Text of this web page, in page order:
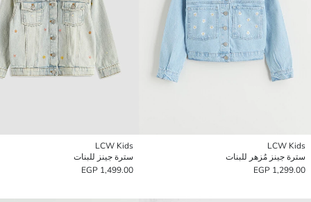
LCW Kids
سترة جينز مُزهر للبنات
1,299.00 EGP
LCW Kids
سترة جينز للبنات
1,499.00 EGP